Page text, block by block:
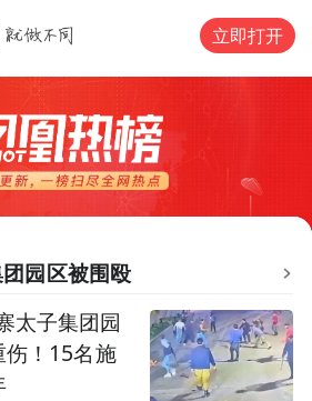
立即打开
园区被围殴
太子集团园
！15名施